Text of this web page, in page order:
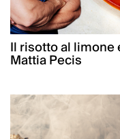
Il risotto al limone
Mattia Pecis